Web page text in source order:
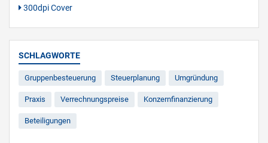
300dpi Cover
SCHLAGWORTE
Gruppenbesteuerung Steuerplanung Umgründung
Praxis Verrechnungspreise Konzernfinanzierung
Beteiligungen